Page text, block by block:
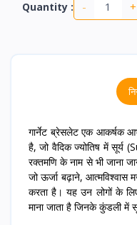
Quantity : - +
गार्नेट ब्रेसलेट एक आकर्षक
है, जो वैदिक ज्योतिष में सूर्य
रक्तमणि के नाम से भी जाना
जो ऊर्जा बढ़ाने,
करता है। यह उन लोगों के
माना जाता है जिनके कुंडली में